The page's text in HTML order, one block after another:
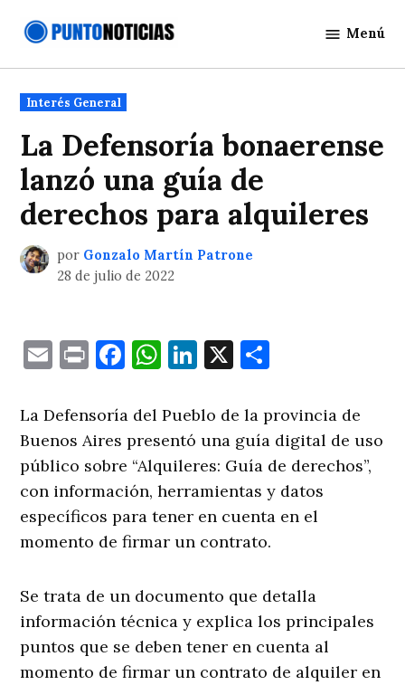
Noticias
Menú
Publicado
en
Interés General
La Defensoría bonaerense
lanzó una guía de
derechos para alquileres
por Gonzalo Martín Patrone
28 de julio de 2022
EmailPrintFacebook
WhatsApp
LinkedIn
X
La Defensoría del Pueblo de la provincia de
Buenos Aires presentó una guía digital de uso
público sobre “Alquileres: Guía de derechos”,
con información, herramientas y datos
específicos para tener en cuenta en el
momento de firmar un contrato.
Se trata de un documento que detalla
información técnica y explica los principales
puntos que se deben tener en cuenta al
momento de firmar un contrato de alquiler en